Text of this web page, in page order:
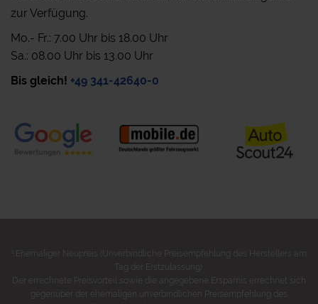
zur Verfügung.
Mo.- Fr.: 7.00 Uhr bis 18.00 Uhr
Sa.: 08.00 Uhr bis 13.00 Uhr
Bis gleich! +49 341-42640-0
Ehemaliger Neupreis (Unverbindliche Preisempfehlung des Herstellers am
Tag der Erstzulassung).
Der errechnete Preisvorteil sowie die angegebene Ersparnis errechnet sich
gegenüber der ehemaligen unverbindlichen Preisempfehlung des